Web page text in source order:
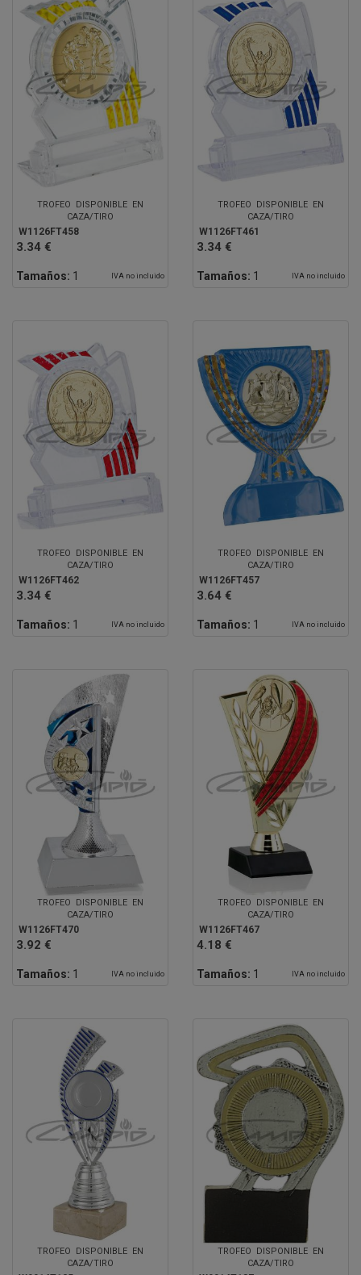
TROFEO DISPONIBLE EN
CAZA/TIRO
W1126FT458
3.34 €
Tamaños: 1 IVA no incluido
TROFEO DISPONIBLE EN
CAZA/TIRO
W1126FT461
3.34 €
Tamaños: 1 IVA no incluido
TROFEO DISPONIBLE EN
CAZA/TIRO
W1126FT462
3.34 €
Tamaños: 1 IVA no incluido
TROFEO DISPONIBLE EN
CAZA/TIRO
W1126FT457
3.64 €
Tamaños: 1 IVA no incluido
TROFEO DISPONIBLE EN
CAZA/TIRO
W1126FT470
3.92 €
Tamaños: 1 IVA no incluido
TROFEO DISPONIBLE EN
CAZA/TIRO
W1126FT467
4.18 €
Tamaños: 1 IVA no incluido
TROFEO DISPONIBLE EN
CAZA/TIRO
TROFEO DISPONIBLE EN
CAZA/TIRO